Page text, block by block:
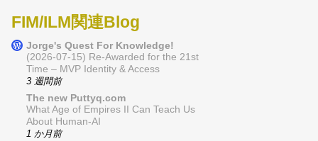
FIM/ILM関連Blog
Jorge's Quest For Knowledge!
(2026-07-15) Re-Awarded for the 21st
Time – MVP Identity & Access
3 週間前
The new Puttyq.com
What Age of Empires II Can Teach Us
About Human-AI
1 か月前